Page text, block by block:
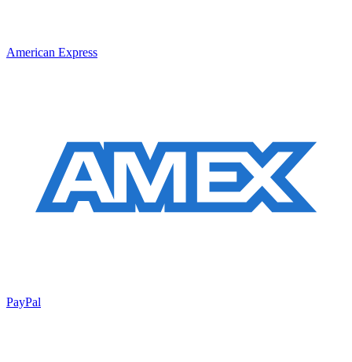
American Express
PayPal